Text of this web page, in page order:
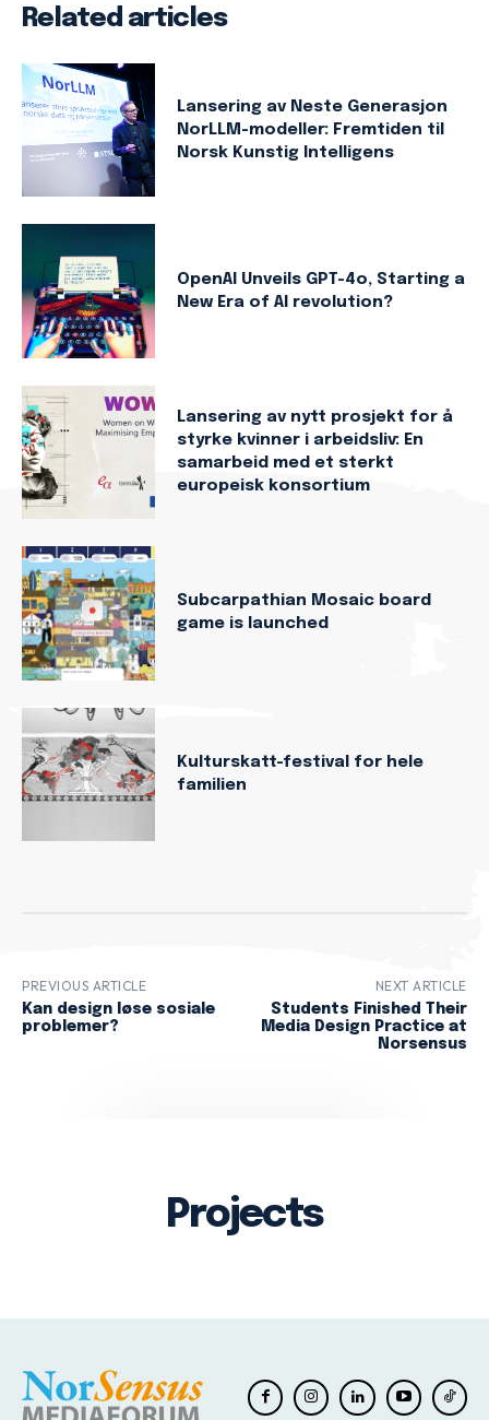
Related articles
Lansering av Neste Generasjon
NorLLM-modeller: Fremtiden til
Norsk Kunstig Intelligens
OpenAI Unveils GPT-4o, Starting a
New Era of AI revolution?
Lansering av nytt prosjekt for å
styrke kvinner i arbeidsliv: En
samarbeid med et sterkt
europeisk konsortium
Subcarpathian Mosaic board
game is launched
Kulturskatt-festival for hele
familien
PREVIOUS ARTICLE
Kan design løse sosiale
problemer?
NEXT ARTICLE
Students Finished Their
Media Design Practice at
Norsensus
Projects